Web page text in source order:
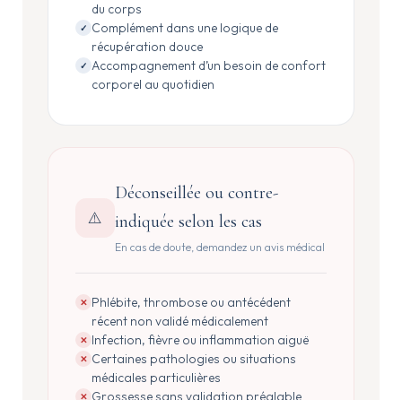
du corps
✓ Complément dans une logique de
récupération douce
✓ Accompagnement d’un besoin de confort
corporel au quotidien
⚠️
Déconseillée ou contre-
indiquée selon les cas
En cas de doute, demandez un avis médical
✕ Phlébite, thrombose ou antécédent
récent non validé médicalement
✕ Infection, fièvre ou inflammation aiguë
✕ Certaines pathologies ou situations
médicales particulières
✕